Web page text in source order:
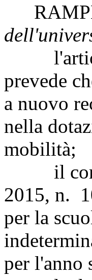
prevede
a nuovo
nella
mobilità;
il
2015, n.
per la
per l'anno